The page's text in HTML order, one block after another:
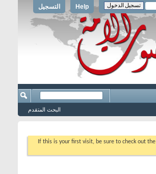
التسجيل Help
البحث المتقدم
If this is your first visit, be sure to check out the